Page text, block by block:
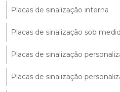
Placas de sinalização interna
Placas de sinalização sob
Placas de sinalização
Placas de sinalização